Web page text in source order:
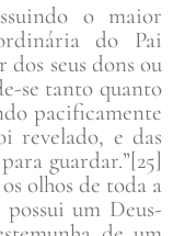
o maior
do Pai
dos seus dons ou
se tanto quanto
pacificamente
revelado, e das
guardar.”[25]
olhos de toda a
um Deus-